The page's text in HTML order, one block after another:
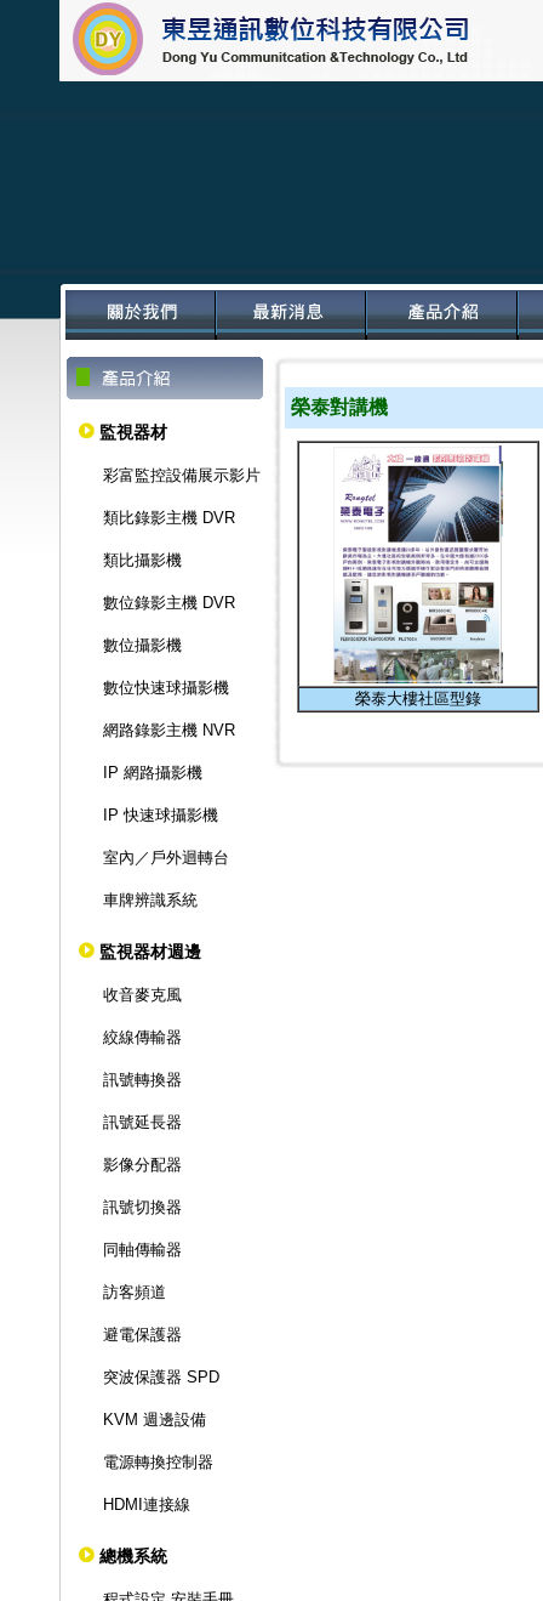
監視器材
彩富監控設備展示影片
類比錄影主機 DVR
類比攝影機
數位錄影主機 DVR
數位攝影機
數位快速球攝影機
網路錄影主機 NVR
IP 網路攝影機
IP 快速球攝影機
室內／戶外迴轉台
車牌辨識系統
監視器材週邊
收音麥克風
絞線傳輸器
訊號轉換器
訊號延長器
影像分配器
訊號切換器
同軸傳輸器
訪客頻道
避電保護器
突波保護器 SPD
KVM 週邊設備
電源轉換控制器
HDMI連接線
總機系統
榮泰對講機
榮泰大樓社區型錄